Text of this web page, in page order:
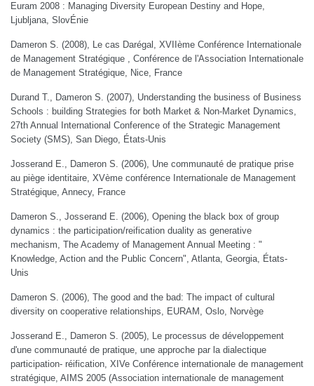
Euram 2008 : Managing Diversity European Destiny and Hope,
Ljubljana, SlovÉnie
Dameron S. (2008), Le cas Darégal, XVIIème Conférence Internationale
de Management Stratégique , Conférence de l'Association Internationale
de Management Stratégique, Nice, France
Durand T., Dameron S. (2007), Understanding the business of Business
Schools : building Strategies for both Market & Non-Market Dynamics,
27th Annual International Conference of the Strategic Management
Society (SMS), San Diego, États-Unis
Josserand E., Dameron S. (2006), Une communauté de pratique prise
au piège identitaire, XVème conférence Internationale de Management
Stratégique, Annecy, France
Dameron S., Josserand E. (2006), Opening the black box of group
dynamics : the participation/reification duality as generative
mechanism, The Academy of Management Annual Meeting : "
Knowledge, Action and the Public Concern", Atlanta, Georgia, États-
Unis
Dameron S. (2006), The good and the bad: The impact of cultural
diversity on cooperative relationships, EURAM, Oslo, Norvège
Josserand E., Dameron S. (2005), Le processus de développement
d'une communauté de pratique, une approche par la dialectique
participation- réification, XIVe Conférence internationale de management
stratégique, AIMS 2005 (Association internationale de management